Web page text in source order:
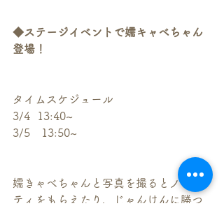
◆ステージイベントで嬬キャベちゃん
登場！
タイムスケジュール
3/4  13:40~
3/5　13:50~
嬬きゃべちゃんと写真を撮るとノベル
ティをもらえたり、じゃんけんに勝つ